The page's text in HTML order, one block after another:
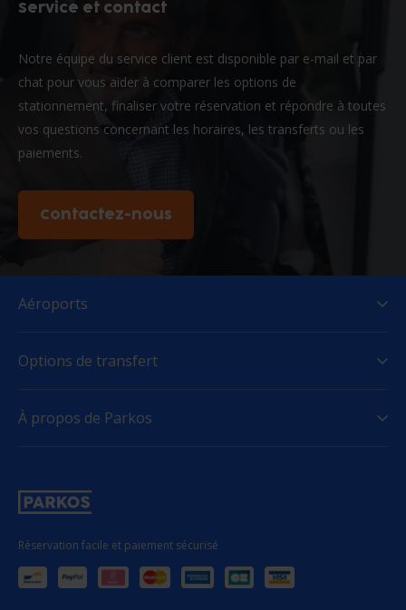
Service et contact
Notre équipe du service client est disponible par e-mail et par
chat pour vous aider à comparer les options de
stationnement, finaliser votre réservation et répondre à toutes
vos questions concernant les horaires, les transferts ou les
paiements.
Contactez-nous
Réservation facile et paiement sécurisé
Aéroports
Options de transfert
À propos de Parkos